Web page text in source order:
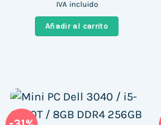
precio
era:
379,00 €.
es:
267,00 €.
IVA incluido
Añadir al carrito